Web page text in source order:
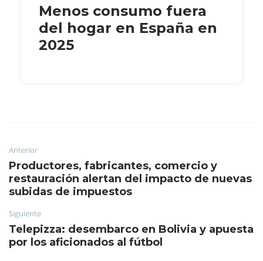
Menos consumo fuera
del hogar en España en
2025
Anterior
Productores, fabricantes, comercio y
restauración alertan del impacto de nuevas
subidas de impuestos
Siguiente
Telepizza: desembarco en Bolivia y apuesta
por los aficionados al fútbol